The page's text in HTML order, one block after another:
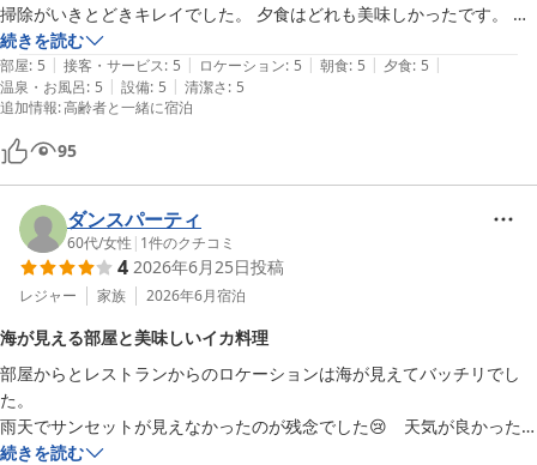
掃除がいきとどきキレイでした。 夕食はどれも美味しかったです。 特
にお刺身が新鮮でプリプリで感激しました。 イカの活き造りももちろ
ん甘くて美味しかったです。 夕日が玄界灘に沈むさまは圧巻です。 夕
食、朝食は海が見える会場で景色がとてもいいので癒されます。 晴れ
た日は壱岐や対馬まで見えるそうですが、その写真を説明付きで飾って
あったらもっとよかった。 青空の海の景色を撮ったけど、小島の後ろ
に見える島に興味津々だった。また利用したいと思います。
続きを読む
部屋: 5 | 接客・サービス: 5 | ロケーション: 5 | 朝食: 5 | 夕食: 5 |
温泉・お風呂: 5 | 設備: 5 | 清潔さ: 5
追加情報:高齢者と一緒に宿泊
95
ダンスパーティ
60代/女性 | 1件のクチコミ
4 2026年6月25日投稿
レジャー 家族 2026年6月宿泊
海が見える部屋と美味しいイカ料理
部屋からとレストランからのロケーションは海が見えてバッチリでし
た。
雨天でサンセットが見えなかったのが残念でした😢　天気が良かった
ら散策したい場所です。
続きを読む